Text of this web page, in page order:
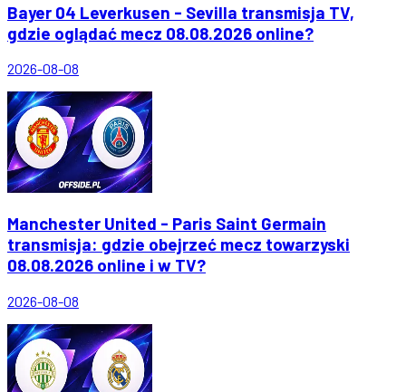
Bayer 04 Leverkusen - Sevilla transmisja TV,
gdzie oglądać mecz 08.08.2026 online?
2026-08-08
Manchester United - Paris Saint Germain
transmisja: gdzie obejrzeć mecz towarzyski
08.08.2026 online i w TV?
2026-08-08